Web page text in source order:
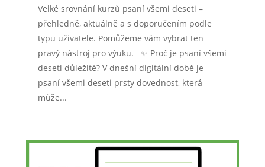
Velké srovnání kurzů psaní všemi deseti –
přehledně, aktuálně a s doporučením podle
typu uživatele. Pomůžeme vám vybrat ten
pravý nástroj pro výuku. ✨ Proč je psaní všemi
deseti důležité? V dnešní digitální době je
psaní všemi deseti prsty dovednost, která
může...